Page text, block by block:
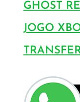
GHOST
JOGO